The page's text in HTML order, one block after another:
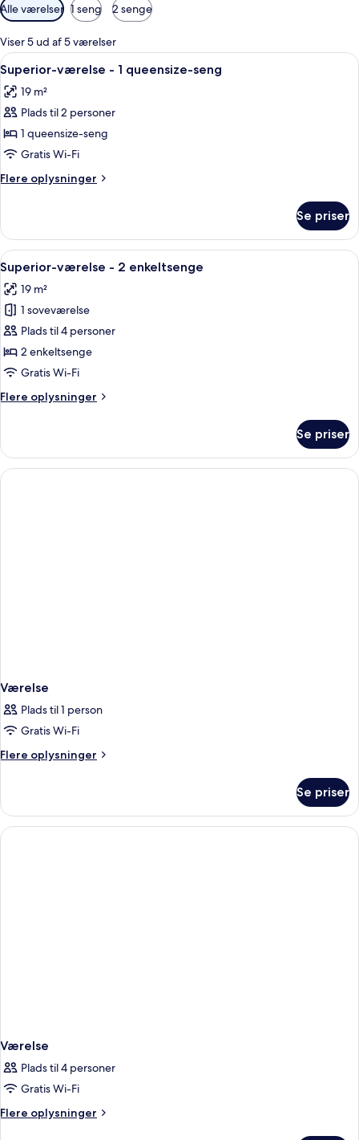
Tilgængelige
filtre
for
værelser
Alle værelser 1 seng 2 senge
Viser 5 ud af 5 værelser
Indlæs
alle
billeder
af
Superior-
værelse
-
1
seng
Et moderne hotelværelse med en
8
Superior-værelse - 1 queensize-seng
19 m²
Plads til 2 personer
1 queensize-seng
Gratis Wi-Fi
Flere oplysninger
Flere
værelse
1
queensize-
seng
Se priser
Indlæs
alle
billeder
af
Superior-
værelse
-
enkeltsenge
En pænt redt seng med en meleret
5
Superior-værelse - 2 enkeltsenge
19 m²
1 soveværelse
Plads til 4 personer
2 enkeltsenge
Gratis Wi-Fi
Flere oplysninger
Flere
værelse
2
Se priser
Værelse
Plads til 1 person
Gratis Wi-Fi
Flere oplysninger
Flere
Se priser
Værelse
Plads til 4 personer
Gratis Wi-Fi
Flere oplysninger
Flere